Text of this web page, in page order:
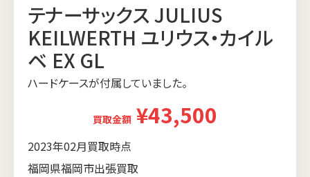
テナーサックス JULIUS
KEILWERTH ユリウス・カイル
ベ EX GL
ハードケースが付属していました。
買取金額 ¥43,500
2023年02月買取時点
福岡県福岡市出張買取